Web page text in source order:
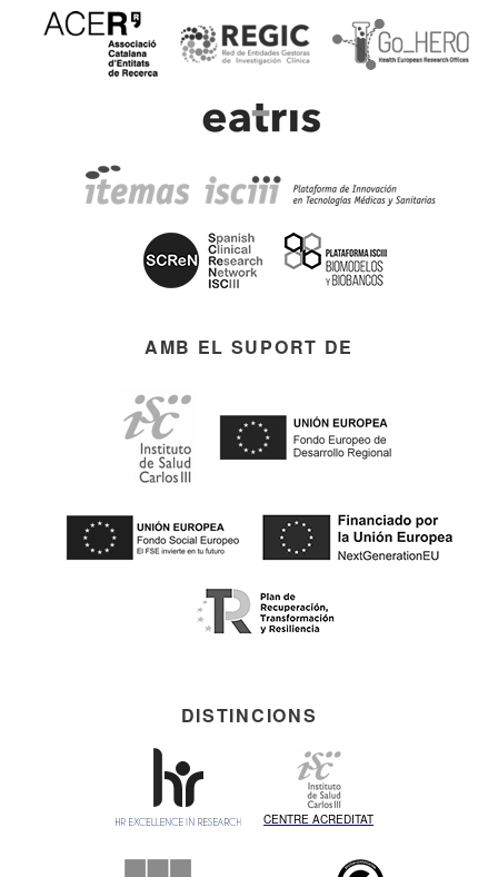
AMB EL SUPORT DE
DISTINCIONS
CENTRE ACREDITAT